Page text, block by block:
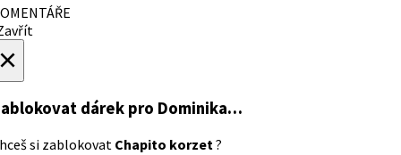
dárek pro Dominika…
si zablokovat Chapito korzet?